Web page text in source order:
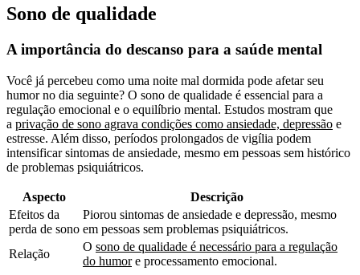
Sono de qualidade
A importância do descanso para a saúde mental
Você já percebeu como uma noite mal dormida pode afetar seu
humor no dia seguinte? O sono de qualidade é essencial para a
regulação emocional e o equilíbrio mental. Estudos mostram que
a privação de sono agrava condições como ansiedade, depressão e
estresse. Além disso, períodos prolongados de vigília podem
intensificar sintomas de ansiedade, mesmo em pessoas sem histórico
de problemas psiquiátricos.
Aspecto
Descrição
Efeitos da
perda de sono
Piorou sintomas de ansiedade e depressão, mesmo
em pessoas sem problemas psiquiátricos.
Relação
O sono de qualidade é necessário para a regulação
do humore processamento emocional.